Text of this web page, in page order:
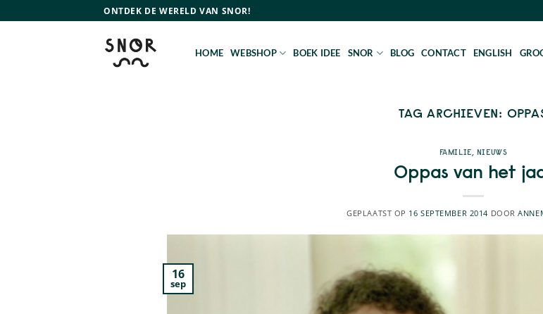
naar
ONTDEK DE WERELD VAN SNOR!
HOME WEBSHOP BOEK IDEE SNOR BLOG CONTACT ENGLISH
TAG ARCHIEVEN:
FAMILIE, NIEUWS
Oppas van het
GEPLAATST OP 16 SEPTEMBER 2014 DOOR
16
sep